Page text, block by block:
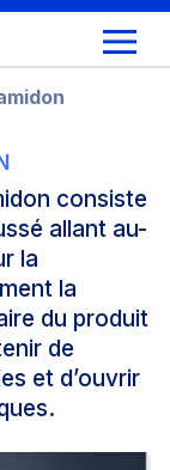
consiste
allant au-
la
la
du produit
de
et d’ouvrir